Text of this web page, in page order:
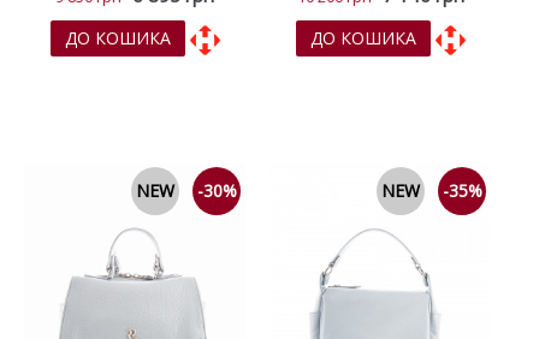
ДО КОШИКА
ДО КОШИКА
-30%
NEW -35%
NEW